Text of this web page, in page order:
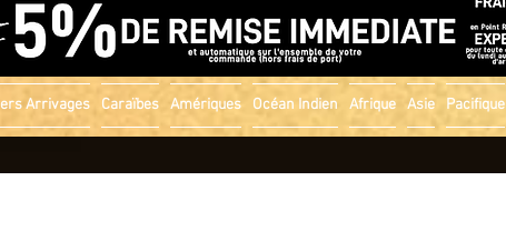
Arrivages Caraïbes Amériques Océan Indien Afrique Asie Pacifique